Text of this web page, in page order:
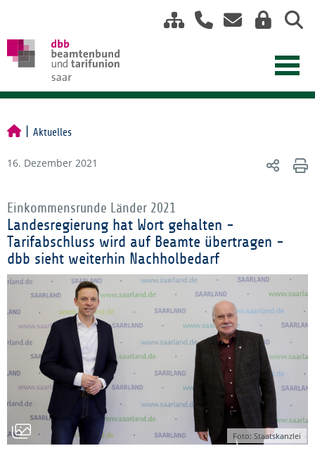
Aktuelles
16. Dezember 2021
Einkommensrunde Länder 2021
Landesregierung hat Wort gehalten -
Tarifabschluss wird auf Beamte übertragen -
dbb sieht weiterhin Nachholbedarf
Foto: Staatskanzlei